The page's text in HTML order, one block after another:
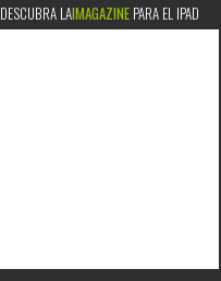
DESCUBRA LAIMAGAZINEPARA EL IPAD